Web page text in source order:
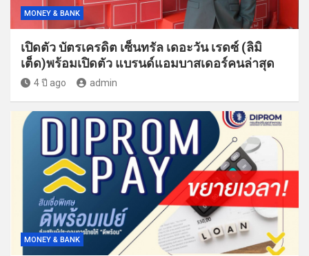
MONEY & BANK
เปิดตัว บัตรเครดิต เซ็นทรัล เดอะวัน เรดซ์ (ลิมิ
เต็ด)พร้อมเปิดตัว แบรนด์แอมบาสเดอร์คนล่าสุด
4 ปี ago admin
MONEY & BANK